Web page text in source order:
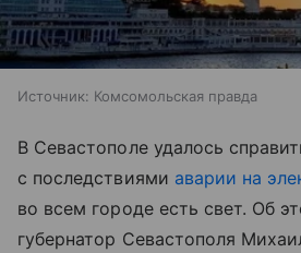
Источник: Комсомольская правда
В Севастополе удалось
с последствиями аварии на
во всем городе есть свет. Об
губернатор Севастополя